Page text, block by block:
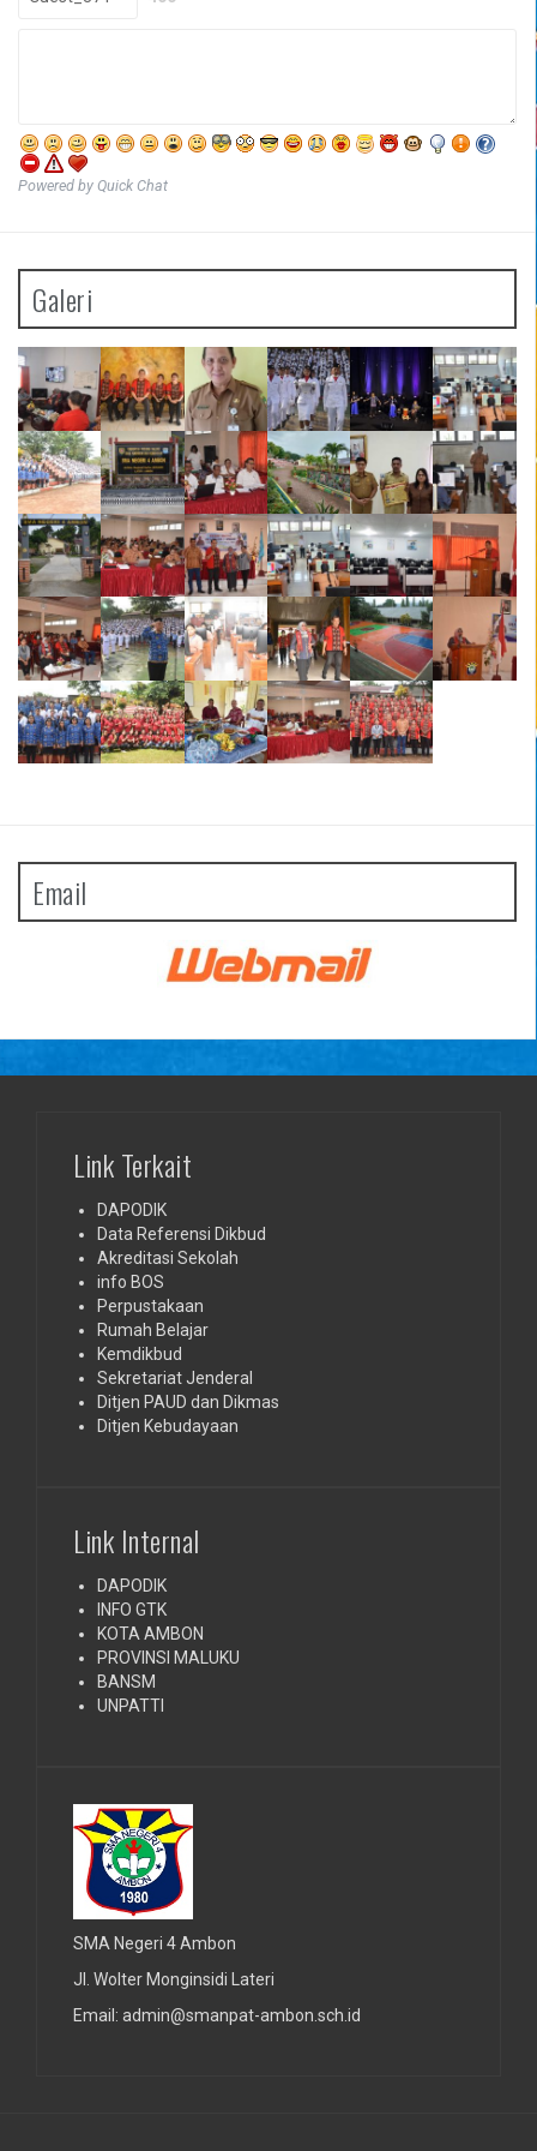
Powered by Quick Chat
Galeri
Email
Link Terkait
DAPODIK
Data Referensi Dikbud
Akreditasi Sekolah
info BOS
Perpustakaan
Rumah Belajar
Kemdikbud
Sekretariat Jenderal
Ditjen PAUD dan Dikmas
Ditjen Kebudayaan
Link Internal
DAPODIK
INFO GTK
KOTA AMBON
PROVINSI MALUKU
BANSM
UNPATTI
SMA Negeri 4 Ambon
Jl. Wolter Monginsidi Lateri
Email: admin@smanpat-ambon.sch.id